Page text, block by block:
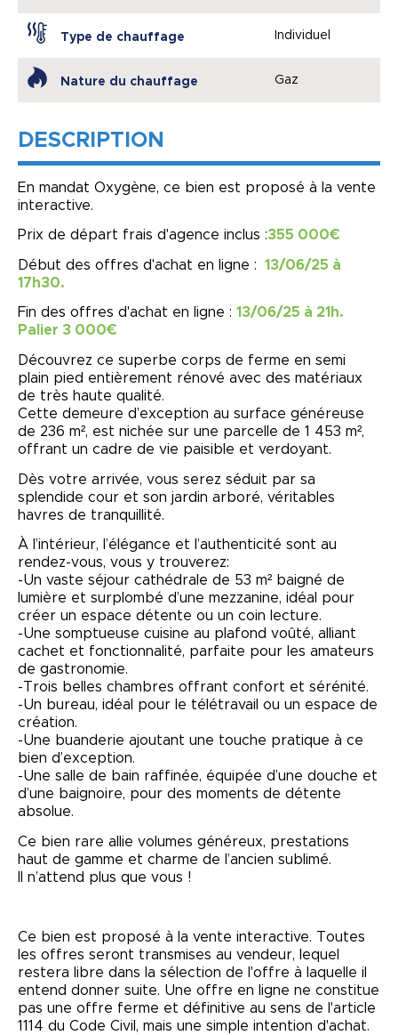
Type de chauffage Individuel
Nature du chauffage Gaz
DESCRIPTION
En mandat Oxygène, ce bien est proposé à la vente
interactive.
Prix de départ frais d'agence inclus :355 000€
Début des offres d'achat en ligne :
13/06/25 à
17h30.
Fin des offres d'achat en ligne : 13/06/25 à 21h.
Palier 3 000€
Découvrez ce superbe corps de ferme en semi
plain pied entièrement rénové avec des matériaux
de très haute qualité.
Cette demeure d’exception au surface généreuse
de 236 m², est nichée sur une parcelle de 1 453 m²,
offrant un cadre de vie paisible et verdoyant.
Dès votre arrivée, vous serez séduit par sa
splendide cour et son jardin arboré, véritables
havres de tranquillité.
À l’intérieur, l’élégance et l’authenticité sont au
rendez-vous, vous y trouverez:
-Un vaste séjour cathédrale de 53 m² baigné de
lumière et surplombé d’une mezzanine, idéal pour
créer un espace détente ou un coin lecture.
-Une somptueuse cuisine au plafond voûté, alliant
cachet et fonctionnalité, parfaite pour les amateurs
de gastronomie.
-Trois belles chambres offrant confort et sérénité.
-Un bureau, idéal pour le télétravail ou un espace de
création.
-Une buanderie ajoutant une touche pratique à ce
bien d’exception.
-Une salle de bain raffinée, équipée d’une douche et
d’une baignoire, pour des moments de détente
absolue.
Ce bien rare allie volumes généreux, prestations
haut de gamme et charme de l’ancien sublimé.
Il n’attend plus que vous !
Ce bien est proposé à la vente interactive. Toutes
les offres seront transmises au vendeur, lequel
restera libre dans la sélection de l'offre à laquelle il
entend donner suite. Une offre en ligne ne constitue
pas une offre ferme et définitive au sens de l'article
1114 du Code Civil, mais une simple intention d'achat.